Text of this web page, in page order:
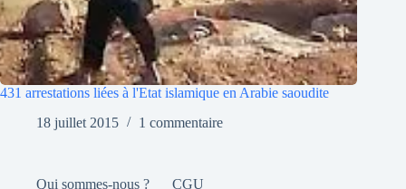
431 arrestations liées à l'Etat islamique en Arabie saoudite
18 juillet 2015
1 commentaire
Qui sommes-nous ? CGU